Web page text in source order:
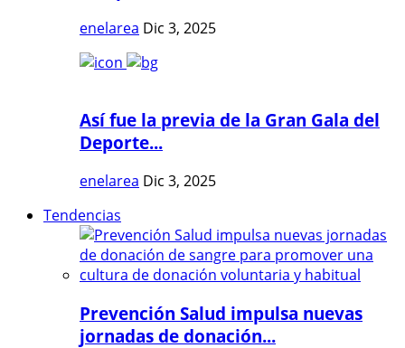
enelarea Dic 3, 2025
Así fue la previa de la Gran Gala del
Deporte...
enelarea Dic 3, 2025
Tendencias
Prevención Salud impulsa nuevas
jornadas de donación...